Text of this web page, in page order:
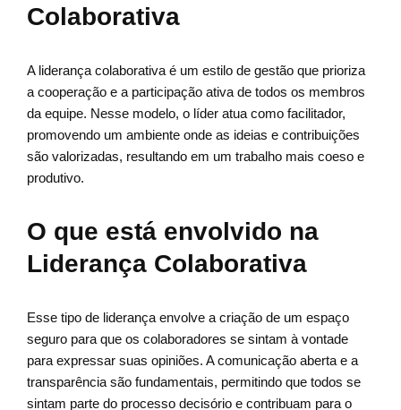
Colaborativa
A liderança colaborativa é um estilo de gestão que prioriza
a cooperação e a participação ativa de todos os membros
da equipe. Nesse modelo, o líder atua como facilitador,
promovendo um ambiente onde as ideias e contribuições
são valorizadas, resultando em um trabalho mais coeso e
produtivo.
O que está envolvido na
Liderança Colaborativa
Esse tipo de liderança envolve a criação de um espaço
seguro para que os colaboradores se sintam à vontade
para expressar suas opiniões. A comunicação aberta e a
transparência são fundamentais, permitindo que todos se
sintam parte do processo decisório e contribuam para o